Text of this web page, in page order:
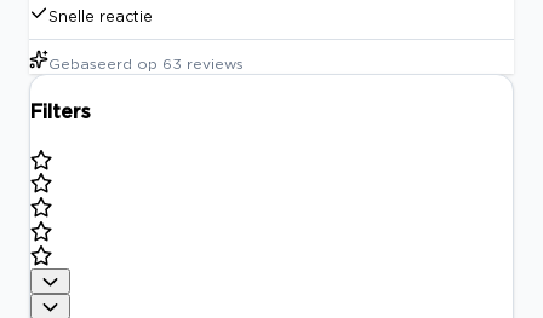
Snelle reactie
Gebaseerd op 63 reviews
Filters